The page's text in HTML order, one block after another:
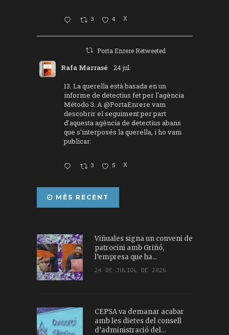
3 4 X
Porta Enrere Retweeted
Rafa Marrasé 24 jul.
13. La querella està basada en un
informe de detectius fet per l'agència
Método 3. A@PortaEnrere vam
descobrir el seguiment per part
d'aquesta agència de detectius abans
que s'interposés la querella, i ho vam
publicar:
3 5 X
MÉS RECENT
Viñuales signa un conveni de
patrocini amb Griñó,
l’empresa que ha...
24 DE JULIOL DE 2026
CEPSA va demanar acabar
amb les dietes del consell
d’administració del...